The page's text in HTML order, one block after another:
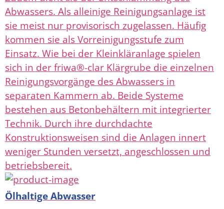
Abwassers. Als alleinige Reinigungsanlage ist
sie meist nur provisorisch zugelassen. Häufig
kommen sie als Vorreinigungsstufe zum
Einsatz. Wie bei der Kleinkläranlage spielen
sich in der friwa®-clar Klärgrube die einzelnen
Reinigungsvorgänge des Abwassers in
separaten Kammern ab. Beide Systeme
bestehen aus Betonbehältern mit integrierter
Technik. Durch ihre durchdachte
Konstruktionsweisen sind die Anlagen innert
weniger Stunden versetzt, angeschlossen und
betriebsbereit.
Ölhaltige Abwasser